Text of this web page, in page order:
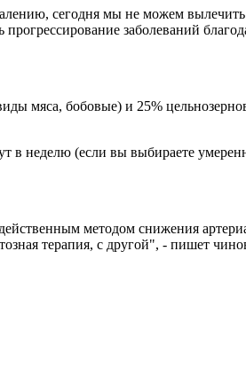
сегодня мы не можем
заболеваний
мяса, бобовые) и 25%
в неделю (если вы выбираете
методом снижения
терапия, с другой", - пишет